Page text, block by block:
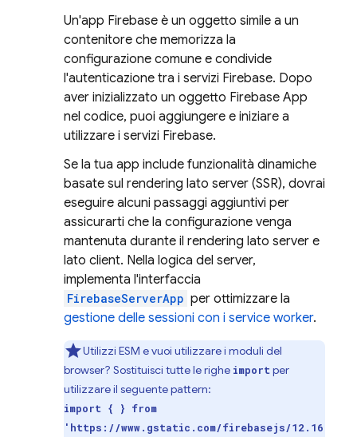
Un'app Firebase è un oggetto simile a un
contenitore che memorizza la
configurazione comune e condivide
l'autenticazione tra i servizi Firebase. Dopo
aver inizializzato un oggetto Firebase App
nel codice, puoi aggiungere e iniziare a
utilizzare i servizi Firebase.
Se la tua app include funzionalità dinamiche
basate sul rendering lato server (SSR), dovrai
eseguire alcuni passaggi aggiuntivi per
assicurarti che la configurazione venga
mantenuta durante il rendering lato server e
lato client. Nella logica del server,
implementa l'interfaccia
FirebaseServerApp per ottimizzare la
gestione delle sessioni con i service worker.
Utilizzi ESM e vuoi utilizzare i moduli del
browser? Sostituisci tutte le righe import per
utilizzare il seguente pattern:
import { } from
'https://www.gstatic.com/firebasejs/12.16